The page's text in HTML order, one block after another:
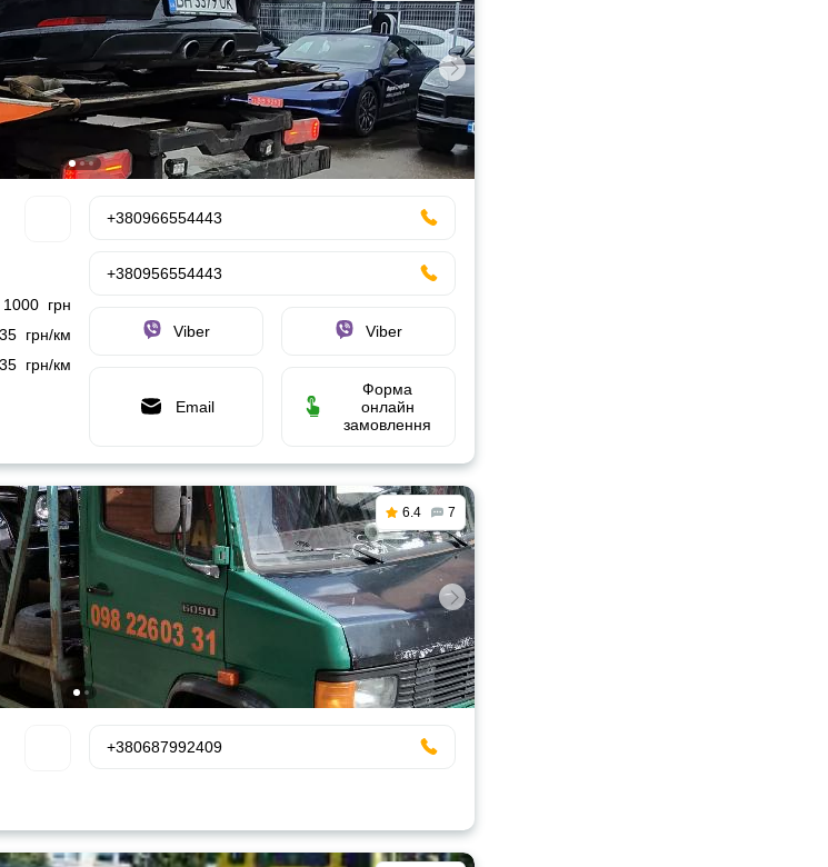
1000 грн
35 грн/км
35 грн/км
+380966554443
+380956554443
Viber Viber
Email
Форма
онлайн
замовлення
6.4 7
+380687992409